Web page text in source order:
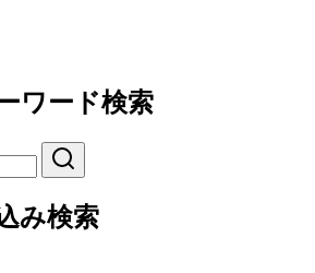
ワード検索
み検索